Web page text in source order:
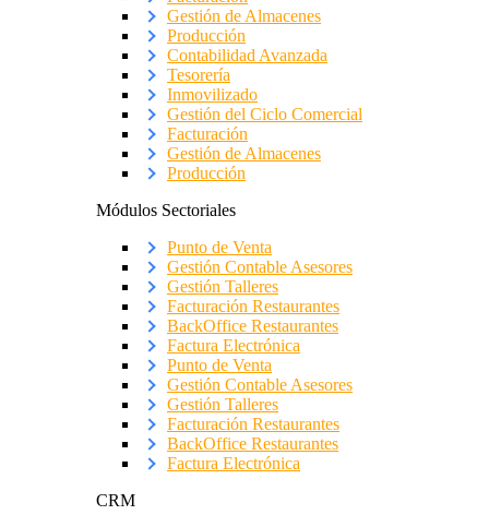
Gestión de Almacenes
Producción
Contabilidad Avanzada
Tesorería
Inmovilizado
Gestión del Ciclo Comercial
Facturación
Gestión de Almacenes
Producción
Módulos Sectoriales
Punto de Venta
Gestión Contable Asesores
Gestión Talleres
Facturación Restaurantes
BackOffice Restaurantes
Factura Electrónica
Punto de Venta
Gestión Contable Asesores
Gestión Talleres
Facturación Restaurantes
BackOffice Restaurantes
Factura Electrónica
CRM